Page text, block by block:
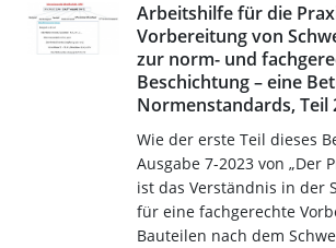
Arbeitshilfe für die
Vorbereitung von
zur norm- und
Beschichtung – eine
Normenstandards, Teil
Wie der erste Teil dieses
Ausgabe 7-2023 von „Der
ist das Verständnis in der
für eine fachgerechte
Bauteilen nach dem